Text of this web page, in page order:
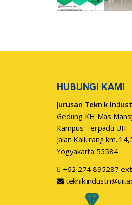
HUBUNGI KAMI
Jurusan Teknik
Gedung KH Mas
Kampus Terpadu UII
Jalan Kaliurang km.
Yogyakarta 55584
+62 274 895287